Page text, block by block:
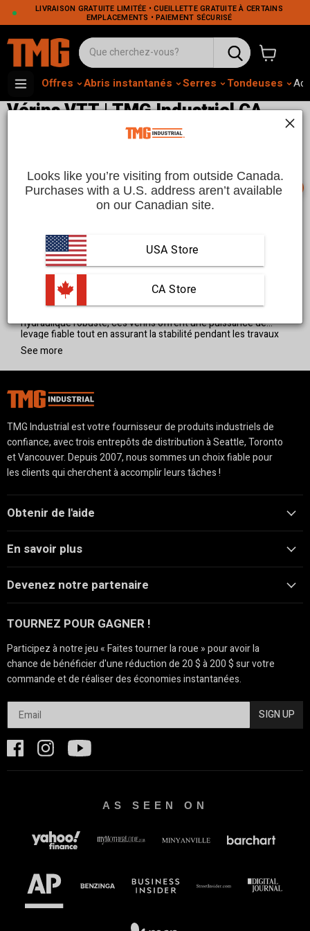
LIVRAISON GRATUITE LIMITÉE • CUEILLETTE GRATUITE À CERTAINS
EMPLACEMENTS • PAIEMENT SÉCURISÉ
Voir le
Offres Abris instantanés Serres Tondeuses
Vérins VTT | TMG Industriel CA
Cette collection est vide
Translation missing:
fr.sections.collection_template.use_fewer_filters_html
Voir tous les produits
Les vérins de VTT industriels TMG sont conçus pour soulever
et supporter en toute sécurité les véhicules tout-terrain pour
hydraulique robuste, ces vérins offrent une puissance de
levage fiable tout en assurant la stabilité pendant les travaux
sur les VTT, les UTV et autres petits véhicules. Dotés d'une
conception facile à utiliser et d'une taille compacte, les vérins
de VTT TMG sont idéaux pour les garages, les ateliers et
avez besoin pour les changements de pneus, les inspections
et d'autres réparations.
See more
TMG Industrial est votre fournisseur de produits industriels de
confiance, avec trois entrepôts de distribution à Seattle, Toronto
et Vancouver. Depuis 2007, nous sommes un choix fiable pour
les clients qui cherchent à accomplir leurs tâches !
Obtenir de l'aide
En savoir plus
Devenez notre partenaire
TOURNEZ POUR GAGNER !
Participez à notre jeu « Faites tourner la roue » pour avoir la
chance de bénéficier d'une réduction de 20 $ à 200 $ sur votre
commande et de réaliser des économies instantanées.
SIGN UP
AS SEEN ON
Looks like you’re visiting from outside Canada.
Purchases with a U.S. address aren’t available
on our Canadian site.
USA Store
CA Store